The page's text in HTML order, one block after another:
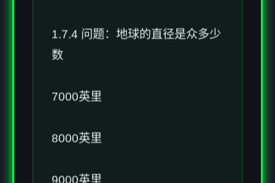
1.7.4 问题：地球的直径是众多少
数
7000英里
8000英里
9000英里